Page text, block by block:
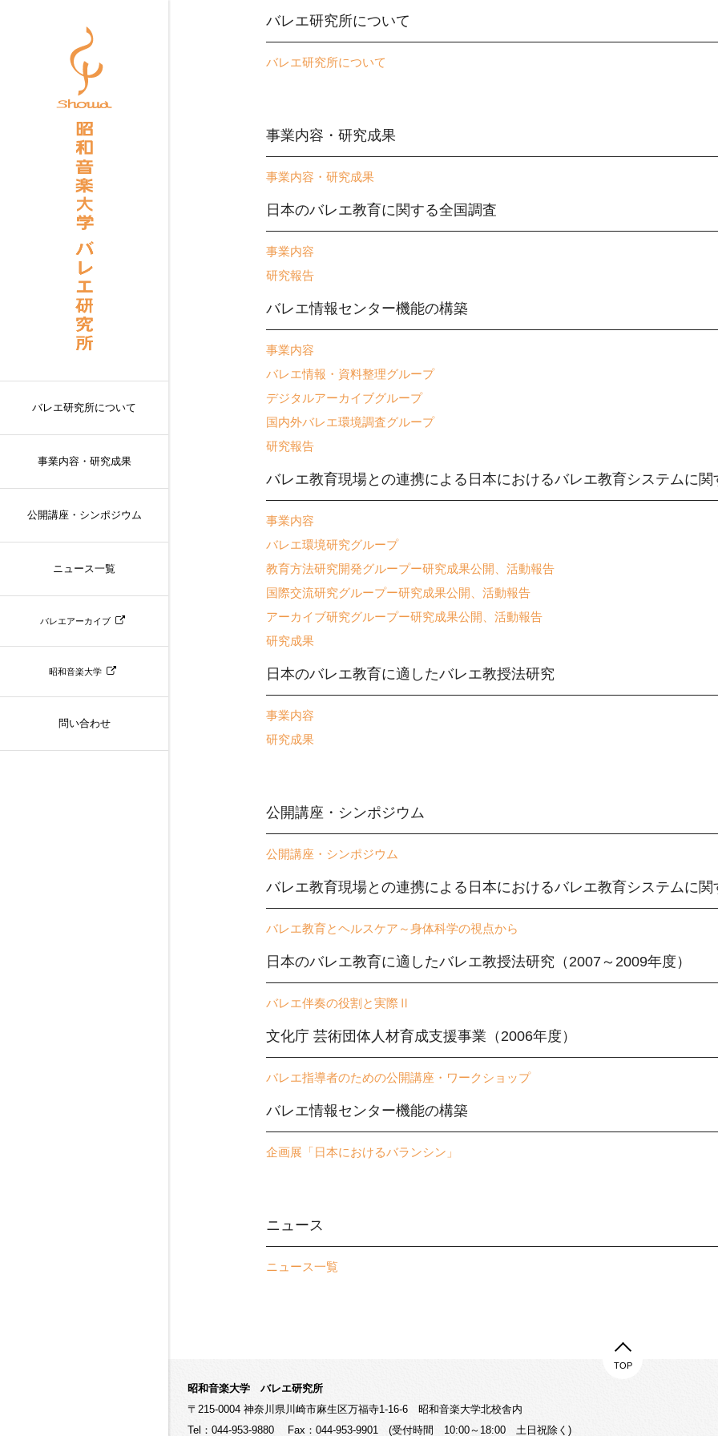
バレエ研究所について
事業内容・研究成果
公開講座・シンポジウム
ニュース一覧
バレエアーカイブ
昭和音楽大学
問い合わせ
バレエ研究所について
バレエ研究所について
事業内容・研究成果
事業内容・研究成果
日本のバレエ教育に関する全国調査
事業内容
研究報告
バレエ情報センター機能の構築
事業内容
バレエ情報・資料整理グループ
デジタルアーカイブグループ
国内外バレエ環境調査グループ
研究報告
バレエ教育現場との連携による日本におけるバレエ教育システムに関
事業内容
バレエ環境研究グループ
教育方法研究開発グループー研究成果公開、活動報告
国際交流研究グループー研究成果公開、活動報告
アーカイブ研究グループー研究成果公開、活動報告
研究成果
日本のバレエ教育に適したバレエ教授法研究
事業内容
研究成果
公開講座・シンポジウム
公開講座・シンポジウム
バレエ教育現場との連携による日本におけるバレエ教育システムに
バレエ教育とヘルスケア～身体科学の視点から
日本のバレエ教育に適したバレエ教授法研究（2007～2009年度）
バレエ伴奏の役割と実際Ⅱ
文化庁 芸術団体人材育成支援事業（2006年度）
バレエ指導者のための公開講座・ワークショップ
バレエ情報センター機能の構築
企画展「日本におけるバランシン」
ニュース
ニュース一覧
昭和音楽大学 バレエ研究所
〒215-0004 神奈川県川崎市麻生区万福寺1-16-6 昭和音楽大学北校舎内
Tel：044-953-9880
Fax：044-953-9901 (受付時間 10:00～18:00 土日祝除く)
TOP